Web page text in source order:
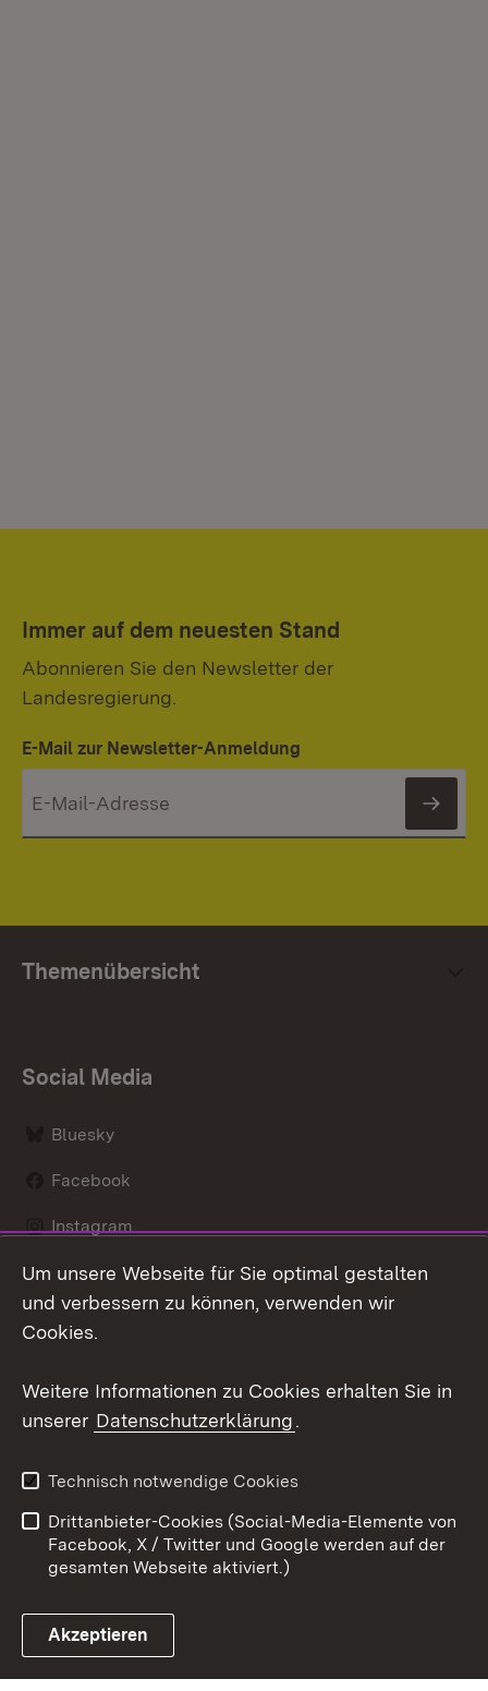
Immer auf dem neuesten Stand
Abonnieren Sie den Newsletter der
Landesregierung.
E-Mail zur Newsletter-Anmeldung
Themenübersicht
Social Media
Bluesky
Facebook
Instagram
LinkedIn
Link zum Landesportal
Datenschutz
Barrierefreiheit
Impressum
Cookies
Um unsere Webseite für Sie optimal gestalten
und verbessern zu können, verwenden wir
Cookies.
Weitere Informationen zu Cookies erhalten Sie in
unserer Datenschutzerklärung.
Technisch notwendige Cookies
Drittanbieter-Cookies (Social-Media-Elemente von
Facebook, X / Twitter und Google werden auf der
gesamten Webseite aktiviert.)
Akzeptieren